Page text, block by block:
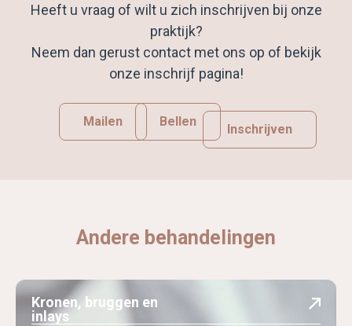
Heeft u vraag of wilt u zich inschrijven bij onze
praktijk?
Neem dan gerust contact met ons op of bekijk
onze inschrijf pagina!
Mailen Bellen
Inschrijven
Andere behandelingen
Kronen, bruggen en
inlays